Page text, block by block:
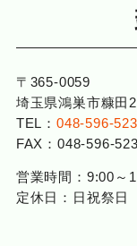
k
〒365-0059
埼玉県鴻巣市糠田
TEL：048-596-
FAX：048-596-
営業時間：9:00～
定休日：日祝祭日